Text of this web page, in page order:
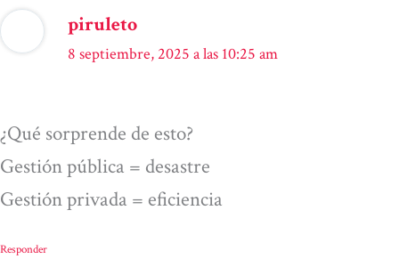
piruleto
8 septiembre, 2025 a las 10:25 am
¿Qué sorprende de esto?
Gestión pública = desastre
Gestión privada = eficiencia
Responder